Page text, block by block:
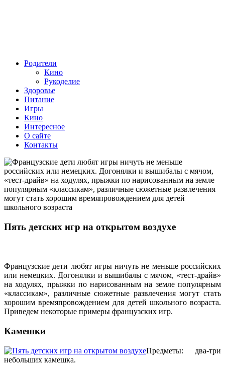
Родители
Кино
Рукоделие
Здоровье
Питание
Игры
Кино
Интересное
О сайте
Контакты
Пять детских игр на открытом воздухе
Французские дети любят игры ничуть не меньше российских
или немецких. Догонялки и вышибалы с мячом, «тест-драйв»
на ходулях, прыжки по нарисованным на земле популярным
«классикам», различные сюжетные развлечения могут стать
хорошим времяпровождением для детей школьного возраста.
Приведем некоторые примеры французских игр.
Камешки
Предметы: два-три
небольших камешка.